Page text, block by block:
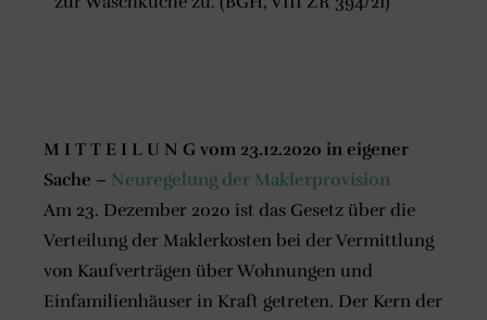
M I T T E I L U N G vom 23.12.2020 in eigener
Sache – Neuregelung der Maklerprovision
Am 23. Dezember 2020 ist das Gesetz über die
Verteilung der Maklerkosten bei der Vermittlung
von Kaufverträgen über Wohnungen und
Einfamilienhäuser in Kraft getreten. Der Kern der